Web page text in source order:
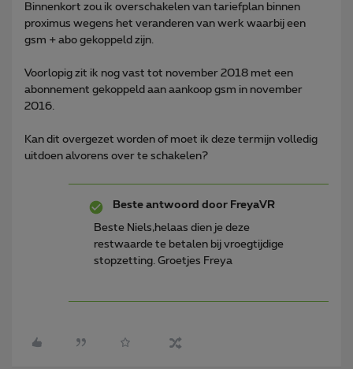
Binnenkort zou ik overschakelen van tariefplan binnen
proximus wegens het veranderen van werk waarbij een
gsm + abo gekoppeld zijn.
Voorlopig zit ik nog vast tot november 2018 met een
abonnement gekoppeld aan aankoop gsm in november
2016.
Kan dit overgezet worden of moet ik deze termijn volledig
uitdoen alvorens over te schakelen?
Beste antwoord door FreyaVR
Beste Niels,helaas dien je deze
restwaarde te betalen bij vroegtijdige
stopzetting. Groetjes Freya